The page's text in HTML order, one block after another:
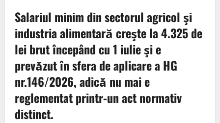
Salariul minim din sectorul agricol şi
industria alimentară creşte la 4.325 de
lei brut începând cu 1 iulie şi e
prevăzut în sfera de aplicare a HG
nr.146/2026, adică nu mai e
reglementat printr-un act normativ
distinct.